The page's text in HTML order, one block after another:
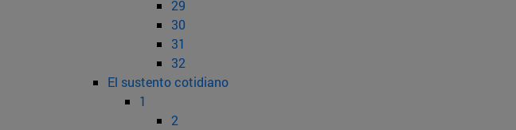
29
30
31
32
El sustento cotidiano
1
2